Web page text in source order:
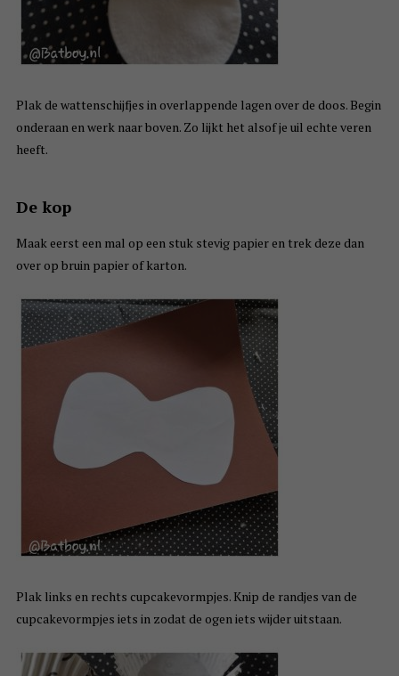
Plak de wattenschijfjes in overlappende lagen over de doos. Begin
onderaan en werk naar boven. Zo lijkt het alsof je uil echte veren
heeft.
De kop
Maak eerst een mal op een stuk stevig papier en trek deze dan
over op bruin papier of karton.
Plak links en rechts cupcakevormpjes. Knip de randjes van de
cupcakevormpjes iets in zodat de ogen iets wijder uitstaan.